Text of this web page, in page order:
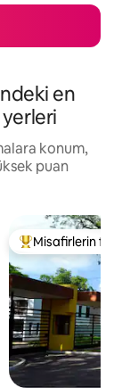
en
konum,
puan
Misafirlerin
Misafirlerin